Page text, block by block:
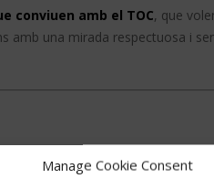
Manage Cookie Consent
conviuen amb el TOC, que
amb una mirada respectuosa i